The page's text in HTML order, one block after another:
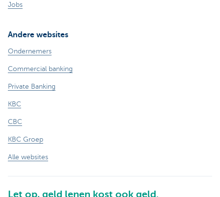
Jobs
Andere websites
Ondernemers
Commercial banking
Private Banking
KBC
CBC
KBC Groep
Alle websites
Let op, geld lenen kost ook geld.